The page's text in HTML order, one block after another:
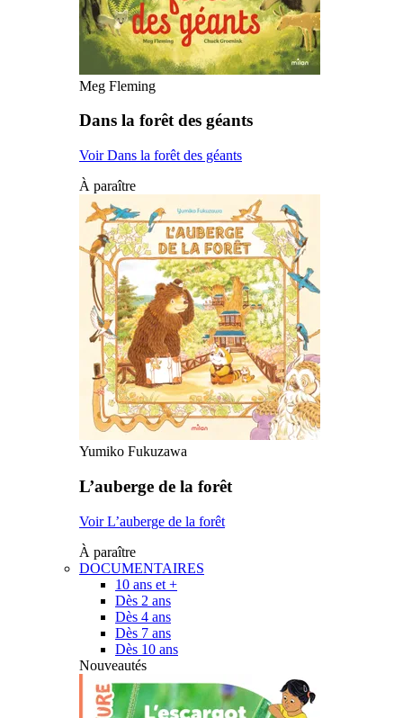
Meg Fleming
Dans la forêt des géants
Voir Dans la forêt des géants
À paraître
Yumiko Fukuzawa
L’auberge de la forêt
Voir L’auberge de la forêt
À paraître
DOCUMENTAIRES
10 ans et +
Dès 2 ans
Dès 4 ans
Dès 7 ans
Dès 10 ans
Nouveautés